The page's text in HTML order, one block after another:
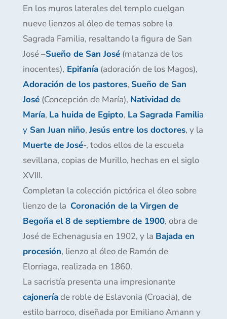
En los muros laterales del templo cuelgan
nueve lienzos al óleo de temas sobre la
Sagrada Familia, resaltando la figura de San
José –Sueño de San José(matanza de los
inocentes), Epifanía(adoración de los Magos),
Adoración de los pastores, Sueño de San
José(Concepción de María), Natividad de
María, La huida de Egipto, La Sagrada Familia
ySan Juan niño, Jesús entre los doctores, y la
Muerte de José-, todos ellos de la escuela
sevillana, copias de Murillo, hechas en el siglo
XVIII.
Completan la colección pictórica el óleo sobre
lienzo de la Coronación de la Virgen de
Begoña el 8 de septiembre de 1900, obra de
José de Echenagusia en 1902, y la Bajada en
procesión, lienzo al óleo de Ramón de
Elorriaga, realizada en 1860.
La sacristía presenta una impresionante
cajoneríade roble de Eslavonia (Croacia), de
estilo barroco, diseñada por Emiliano Amann y